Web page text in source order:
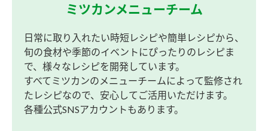
ミツカンメニューチーム
日常に取り入れたい時短レシピや簡単レシピから、
旬の食材や季節のイベントにぴったりのレシピま
で、様々なレシピを開発しています。
すべてミツカンのメニューチームによって監修され
たレシピなので、安心してご活用いただけます。
各種公式SNSアカウントもあります。